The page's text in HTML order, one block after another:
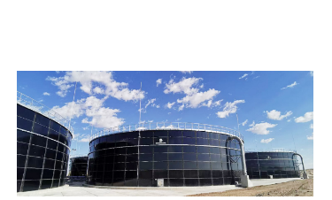
ニュース
接触